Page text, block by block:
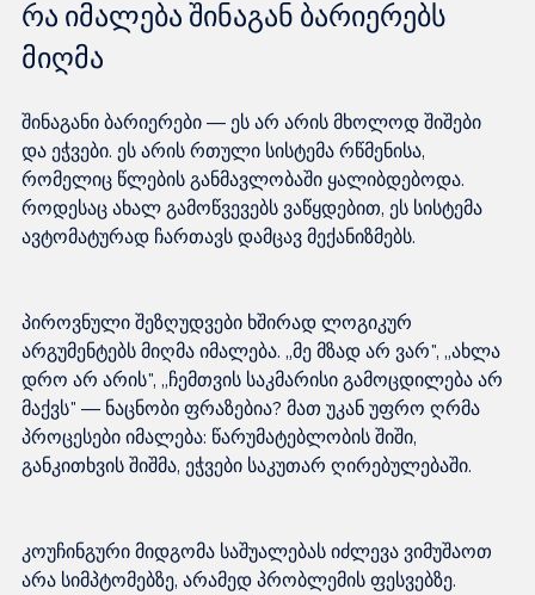
რა იმალება შინაგან ბარიერებს
მიღმა
შინაგანი ბარიერები — ეს არ არის მხოლოდ შიშები
და ეჭვები. ეს არის რთული სისტემა რწმენისა,
რომელიც წლების განმავლობაში ყალიბდებოდა.
როდესაც ახალ გამოწვევებს ვაწყდებით, ეს სისტემა
პიროვნული შეზღუდვები ხშირად ლოგიკურ
არგუმენტებს მიღმა იმალება. „მე მზად არ ვარ", „ახლა
დრო არ არის", „ჩემთვის საკმარისი გამოცდილება არ
მაქვს" — ნაცნობი ფრაზებია? მათ უკან უფრო ღრმა
პროცესები იმალება: წარუმატებლობის შიში,
კოუჩინგური მიდგომა საშუალებას იძლევა ვიმუშაოთ
არა სიმპტომებზე, არამედ პრობლემის ფესვებზე.